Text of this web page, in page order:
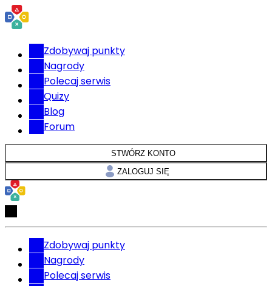
Zdobywaj punkty
Nagrody
Polecaj serwis
Quizy
Blog
Forum
STWÓRZ KONTO
ZALOGUJ SIĘ
Zdobywaj punkty
Nagrody
Polecaj serwis